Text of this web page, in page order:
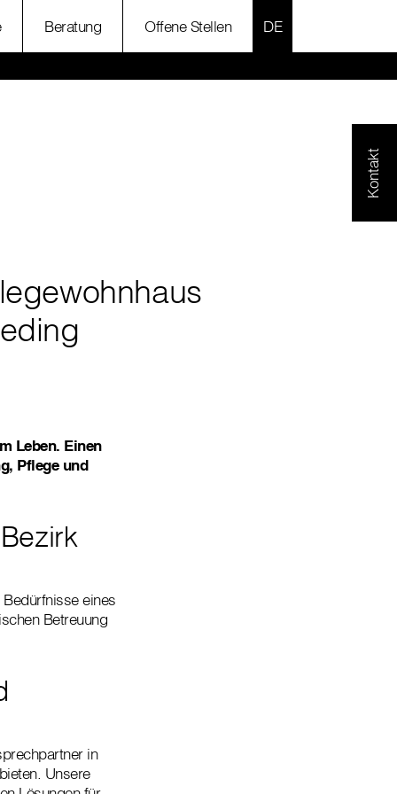
Beratung Offene Stellen SPRACHE
Kontakt
Leben. Einen
Pflege und
eines
Betreuung
in
Unsere